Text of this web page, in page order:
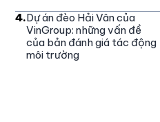
4.Dự án đèo Hải Vân của
VinGroup: những vấn đề
của bản đánh giá tác động
môi trường